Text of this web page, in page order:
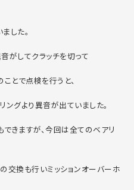
した。
がしてクラッチを切って
とで点検を行うと、
ングより異音が出ていました。
きますが、今回は全てのベアリ
交換も行いミッションオーバーホ